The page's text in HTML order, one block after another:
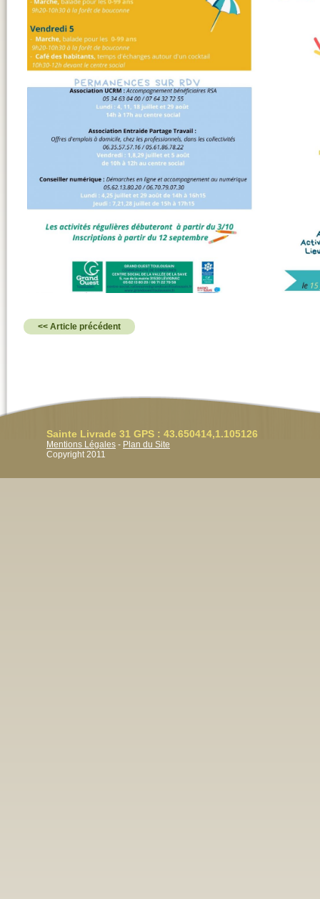
<< Article précédent
Sainte Livrade 31 GPS : 43.650414,1.105126
Mentions Légales - Plan du Site
Copyright 2011